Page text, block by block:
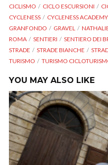
CICLISMO
CICLO ESCURSIONI
CYCLENESS
CYCLENESS ACADEMY
GRANFONDO
GRAVEL
ROMA
SENTIERI SENTIERO DEI
STRADE
STRADE BIANCHE
TURISMO
TURISMO
YOU MAY ALSO LIKE